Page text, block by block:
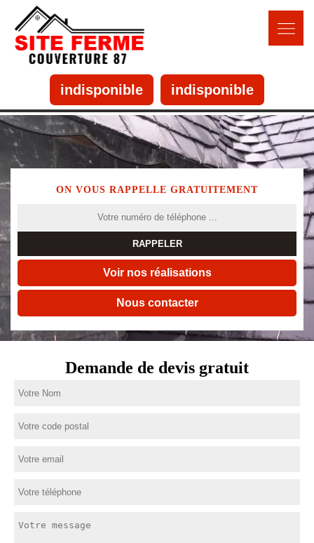
indisponible indisponible
ON VOUS RAPPELLE GRATUITEMENT
Voir nos réalisations
Nous contacter
Demande de devis gratuit